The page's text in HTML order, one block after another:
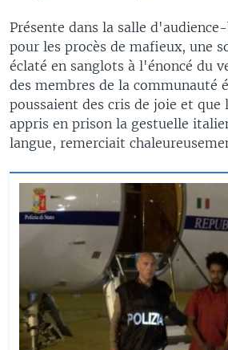
Présente dans la salle
pour les procès de mafieux, une
éclaté en sanglots à l'énoncé du
des membres de la communauté
poussaient des cris de joie et que
appris en prison la gestuelle
langue, remerciait